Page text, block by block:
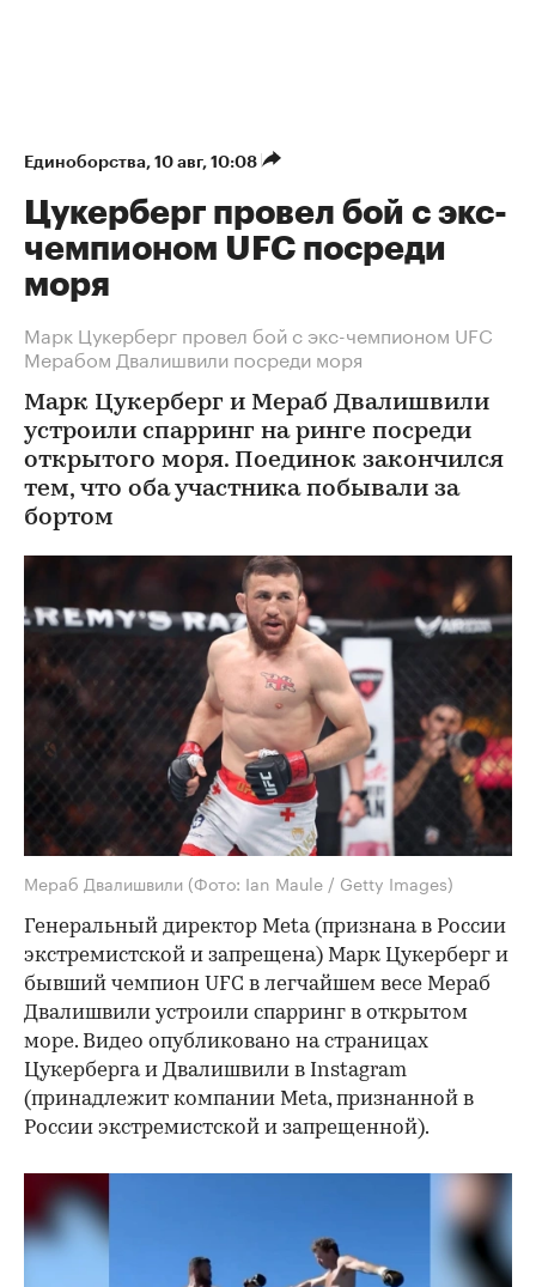
Единоборства⁠, 10 авг, 10:08
Цукерберг провел бой с экс-
чемпионом UFC посреди
моря
Марк Цукерберг провел бой с экс-чемпионом UFC
Мерабом Двалишвили посреди моря
Марк Цукерберг и Мераб Двалишвили
устроили спарринг на ринге посреди
открытого моря. Поединок закончился
тем, что оба участника побывали за
бортом
Мераб Двалишвили (Фото: Ian Maule / Getty Images)
Генеральный директор Meta (признана в России
экстремистской и запрещена) Марк Цукерберг и
бывший чемпион UFC в легчайшем весе Мераб
Двалишвили устроили спарринг в открытом
море. Видео опубликовано на страницах
Цукерберга и Двалишвили в Instagram
(принадлежит компании Meta, признанной в
России экстремистской и запрещенной).